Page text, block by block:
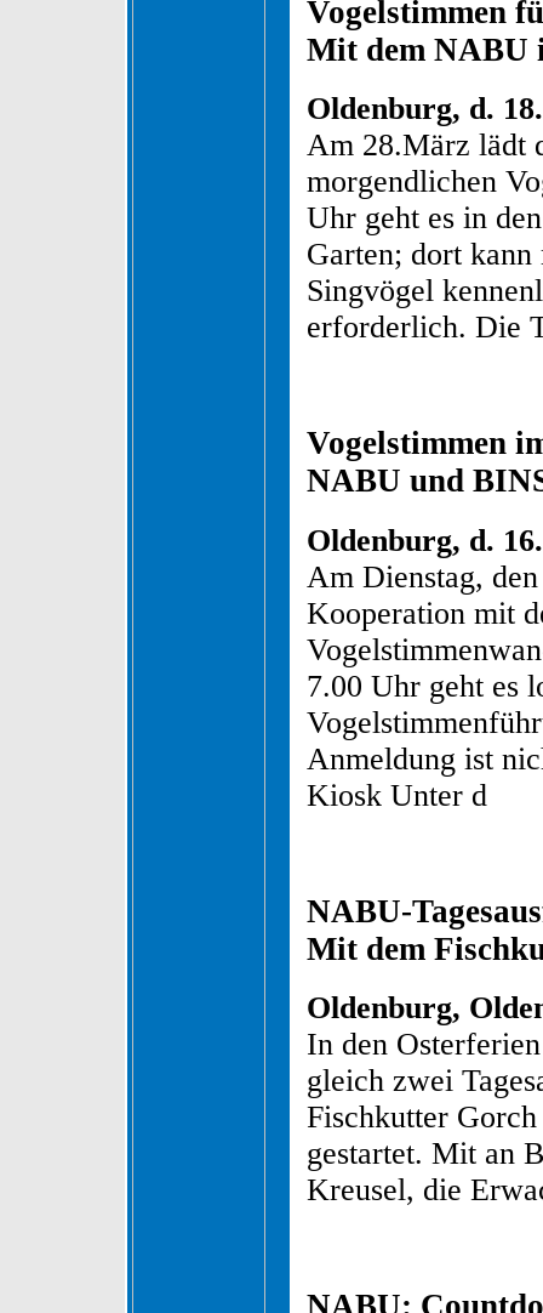
Vogelstimmen
Mit dem NABU
Oldenburg, d.
Am 28.März lädt
morgendlichen
Uhr geht es in
Garten; dort kann
Singvögel
erforderlich. Die
Vogelstimmen
NABU und
Oldenburg, d.
Am Dienstag,
Kooperation mit
7.00 Uhr geht es
Anmeldung ist
Kiosk Unter d
NABU-
Mit dem
Oldenburg,
In den
gleich zwei
Fischkutter
gestartet. Mit an
Kreusel, die